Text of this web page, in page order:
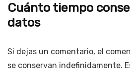
Cuánto tiempo
datos
Si dejas un comentario, el
se conservan indefinidamente.